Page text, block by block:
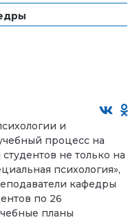
и
процесс на
не только на
психология»,
кафедры
по 26
планы